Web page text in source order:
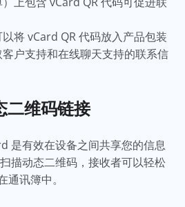
将 vCard QR 代码放入产品包装
户支持和在线聊天支持的联系信
二维码链接
是有效在设备之间共享您的信息
描动态二维码，接收者可以轻松
通讯簿中。